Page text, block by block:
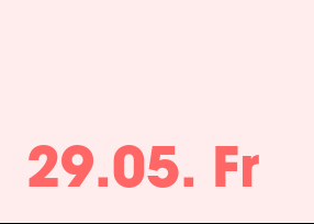
29.05. Fr